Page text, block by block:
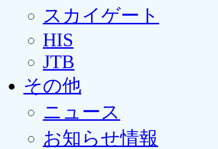
スカイゲート
HIS
JTB
その他
ニュース
お知らせ情報